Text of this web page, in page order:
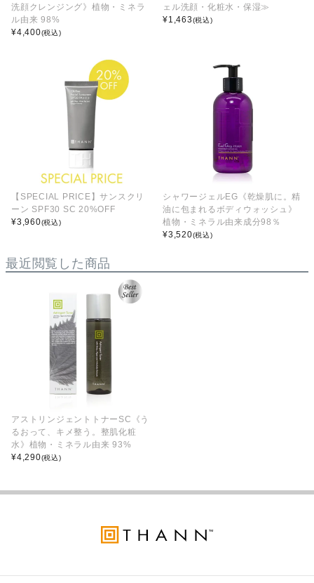
洗顔クレンジング》植物・ミネラ
ル由来 98%
¥4,400(税込)
ェル洗顔・化粧水・保湿≫
¥1,463(税込)
【SPECIAL PRICE】サンスクリ
ーン SPF30 SC 20%OFF
¥3,960(税込)
シャワージェルEG《乾燥肌に。精
油に包まれるボディウォッシュ》
植物・ミネラル由来成分98％
¥3,520(税込)
最近閲覧した商品
アストリンジェントトナーSC《う
るおって、キメ整う。整肌化粧
水》植物・ミネラル由来 93%
¥4,290(税込)